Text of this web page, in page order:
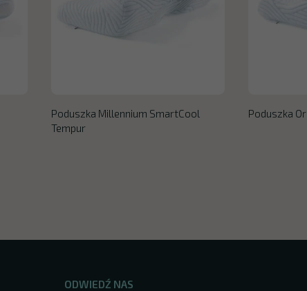
Poduszka Millennium SmartCool
Tempur
Poduszka
ODWIEDŹ NAS